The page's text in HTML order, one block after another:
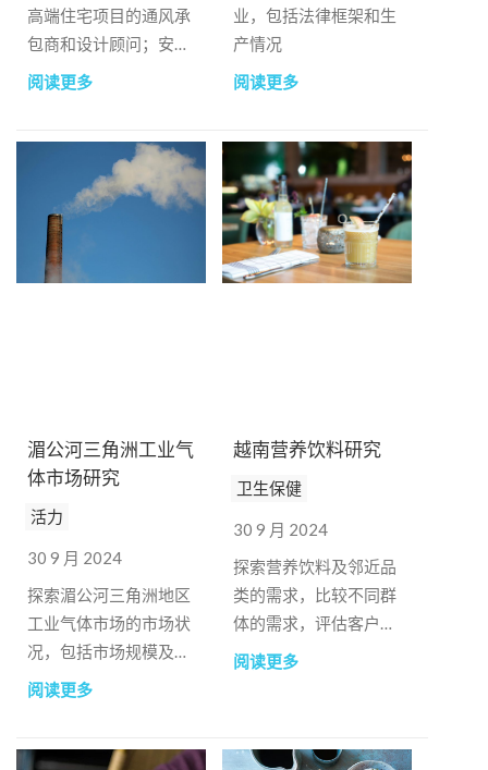
高端住宅项目的通风承
包商和设计顾问；安排
客户现场参观施工工作
阅读更多
业，包括法律框架和生
产情况
阅读更多
湄公河三角洲工业气
体市场研究
活力
30 9 月 2024
探索湄公河三角洲地区
工业气体市场的市场状
况，包括市场规模及容
量、产品用途、零售价
阅读更多
越南营养饮料研究
卫生保健
30 9 月 2024
探索营养饮料及邻近品
类的需求，比较不同群
体的需求，评估客户品
牌及其他品牌的竞争格
阅读更多